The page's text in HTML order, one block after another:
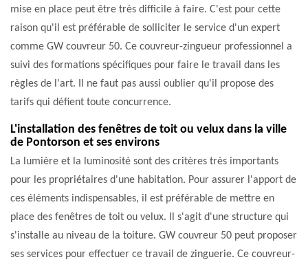
mise en place peut être très difficile à faire. C'est pour cette
raison qu'il est préférable de solliciter le service d'un expert
comme GW couvreur 50. Ce couvreur-zingueur professionnel a
suivi des formations spécifiques pour faire le travail dans les
règles de l'art. Il ne faut pas aussi oublier qu'il propose des
tarifs qui défient toute concurrence.
L'installation des fenêtres de toit ou velux dans la ville
de Pontorson et ses environs
La lumière et la luminosité sont des critères très importants
pour les propriétaires d'une habitation. Pour assurer l'apport de
ces éléments indispensables, il est préférable de mettre en
place des fenêtres de toit ou velux. Il s'agit d'une structure qui
s'installe au niveau de la toiture. GW couvreur 50 peut proposer
ses services pour effectuer ce travail de zinguerie. Ce couvreur-